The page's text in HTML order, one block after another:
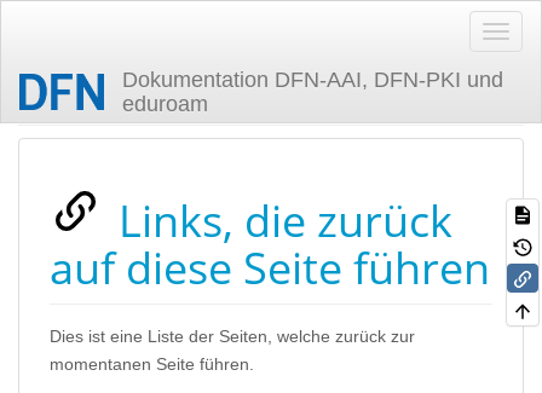
Dokumentation DFN-AAI, DFN-PKI und
eduroam
Zuletzt angesehen
Links, die zurück
auf diese Seite führen
Dies ist eine Liste der Seiten, welche zurück zur
momentanen Seite führen.